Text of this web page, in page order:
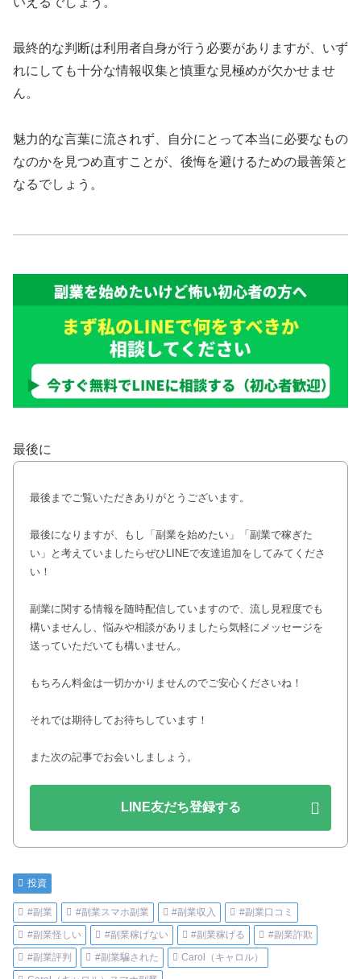
最終的な判断は利用者自身が行う必要がありますが、いず
れにしても十分な情報収集と慎重な見極めが欠かせませ
ん。
魅力的な言葉に流されず、自分にとって本当に必要なもの
なのかを見つめ直すことが、後悔を避けるための最善策と
なるでしょう。
最後に
最後までご覧いただきありがとうございます。
最後になりますが、もし「副業を始めたい」「副業で稼ぎた
い」と考えていましたらぜひLINEで友達追加をしてみてくださ
い！
副業に関する情報を随時配信していますので、流し見程度でも
構いませんし、悩みや相談がありましたら気軽にメッセージを
送っていただいても構いません。
もちろん料金は一切かかりませんのでご安心くださいね！
それでは期待してお待ちしています！
また次の記事でお会いしましょう。
LINE友だち登録する
投資
#副業 #副業スマホ副業 #副業収入
#副業口コミ
#副業怪しい
#副業稼げない #副業稼げる
#副業詐欺
#副業評判
#副業騙された
Carol（キャロル）